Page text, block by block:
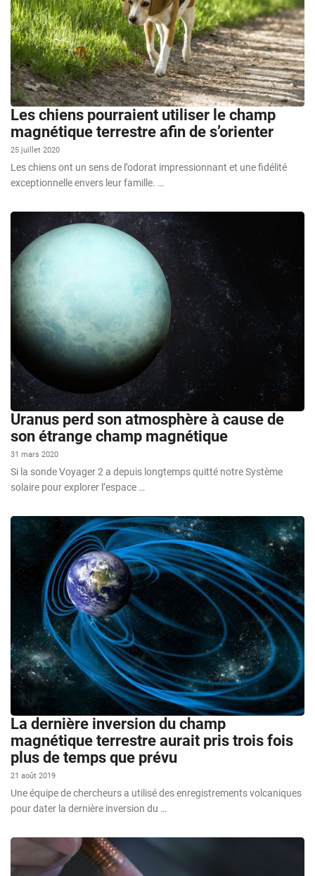
Les chiens pourraient utiliser le champ
magnétique terrestre afin de s’orienter
25 juillet 2020
Les chiens ont un sens de l’odorat impressionnant et une fidélité
exceptionnelle envers leur famille. …
Uranus perd son atmosphère à cause de
son étrange champ magnétique
31 mars 2020
Si la sonde Voyager 2 a depuis longtemps quitté notre Système
solaire pour explorer l’espace …
La dernière inversion du champ
magnétique terrestre aurait pris trois fois
plus de temps que prévu
21 août 2019
Une équipe de chercheurs a utilisé des enregistrements volcaniques
pour dater la dernière inversion du …